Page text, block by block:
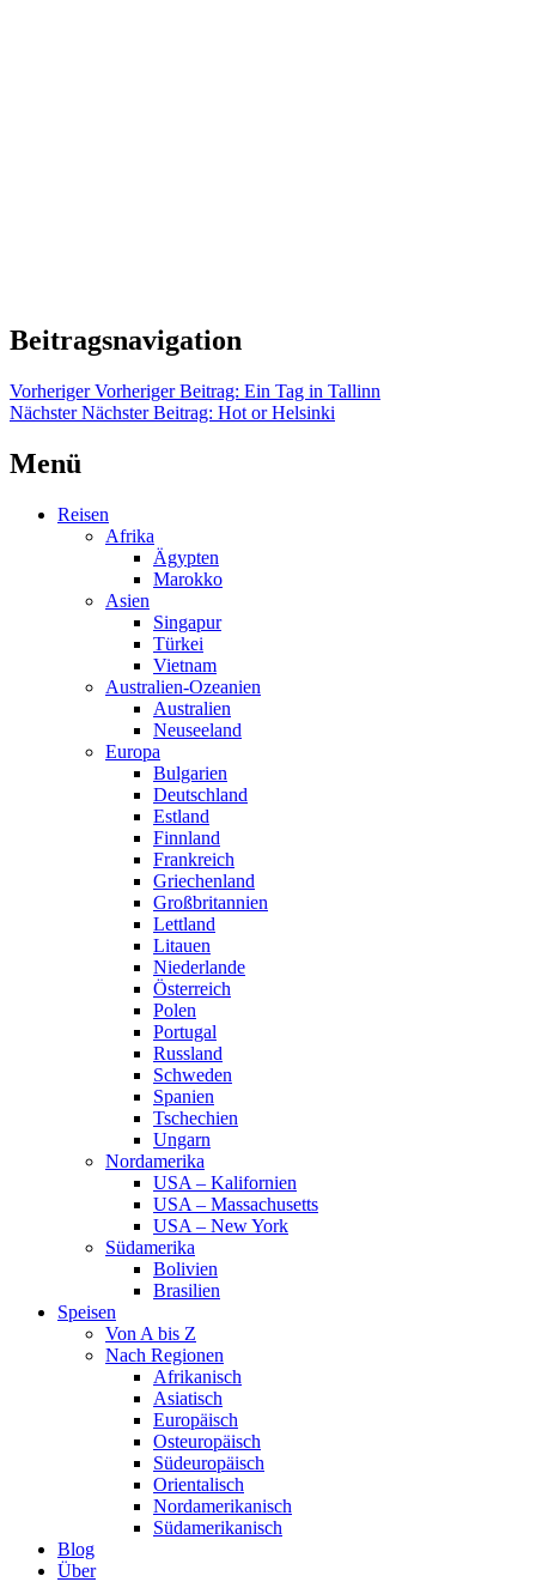
Beitragsnavigation
Vorheriger Vorheriger Beitrag: Ein Tag in Tallinn
Nächster Nächster Beitrag: Hot or Helsinki
Menü
Reisen
Afrika
Ägypten
Marokko
Asien
Singapur
Türkei
Vietnam
Australien-Ozeanien
Australien
Neuseeland
Europa
Bulgarien
Deutschland
Estland
Finnland
Frankreich
Griechenland
Großbritannien
Lettland
Litauen
Niederlande
Österreich
Polen
Portugal
Russland
Schweden
Spanien
Tschechien
Ungarn
Nordamerika
USA – Kalifornien
USA – Massachusetts
USA – New York
Südamerika
Bolivien
Brasilien
Speisen
Von A bis Z
Nach Regionen
Afrikanisch
Asiatisch
Europäisch
Osteuropäisch
Südeuropäisch
Orientalisch
Nordamerikanisch
Südamerikanisch
Blog
Über